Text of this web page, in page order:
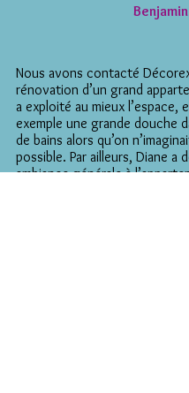
Nous avons contacté
rénovation d’un grand
a exploité au mieux l’espace,
exemple une grande douche
de bains alors qu’on
possible. Par ailleurs, Diane a
ambiance générale à